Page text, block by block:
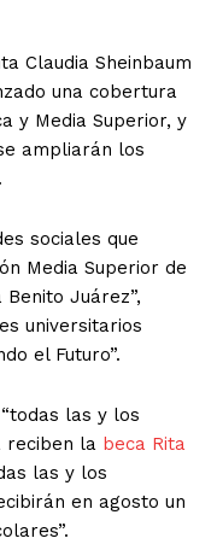
Claudia Sheinbaum
una cobertura
y Media Superior, y
ampliarán los
sociales que
Media Superior de
Juárez”,
universitarios
el Futuro”.
las y los
reciben la beca Rita
las y los
en agosto un